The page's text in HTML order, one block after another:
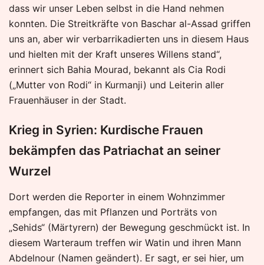
dass wir unser Leben selbst in die Hand nehmen
konnten. Die Streitkräfte von Baschar al-Assad griffen
uns an, aber wir verbarrikadierten uns in diesem Haus
und hielten mit der Kraft unseres Willens stand“,
erinnert sich Bahia Mourad, bekannt als Cia Rodi
(„Mutter von Rodi“ in Kurmanji) und Leiterin aller
Frauenhäuser in der Stadt.
Krieg in Syrien: Kurdische Frauen
bekämpfen das Patriachat an seiner
Wurzel
Dort werden die Reporter in einem Wohnzimmer
empfangen, das mit Pflanzen und Porträts von
„Sehids“ (Märtyrern) der Bewegung geschmückt ist. In
diesem Warteraum treffen wir Watin und ihren Mann
Abdelnour (Namen geändert). Er sagt, er sei hier, um